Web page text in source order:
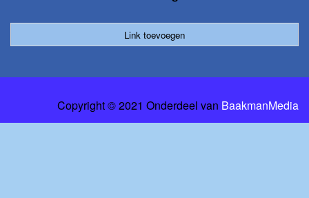
Link toevoegen
Copyright © 2021 Onderdeel van BaakmanMedia